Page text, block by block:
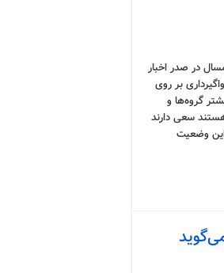
در صدر اخبار
بر روی
گروه‌ها و
سعی دارند
وضعیت